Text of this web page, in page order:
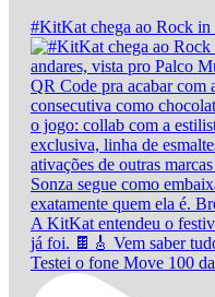
#KitKat chega ao Rock in
Testei o fone Move 100